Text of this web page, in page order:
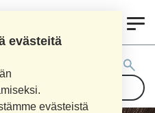
evästeitä
evästeistä